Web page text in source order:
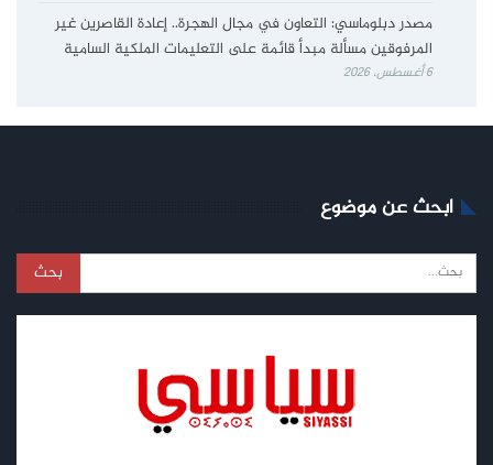
مصدر دبلوماسي: التعاون في مجال الهجرة.. إعادة القاصرين غير
المرفوقين مسألة مبدأ قائمة على التعليمات الملكية السامية
6 أغسطس، 2026
ابحث عن موضوع